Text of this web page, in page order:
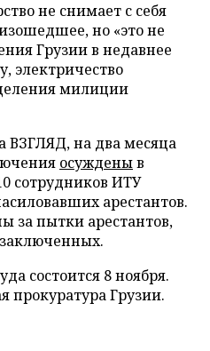
не снимает с себя
но «это не
Грузии в недавнее
электричество
милиции
ВЗГЛЯД, на два месяца
осужденыв
сотрудников ИТУ
арестантов.
за пытки арестантов,
состоится 8 ноября.
прокуратура Грузии.